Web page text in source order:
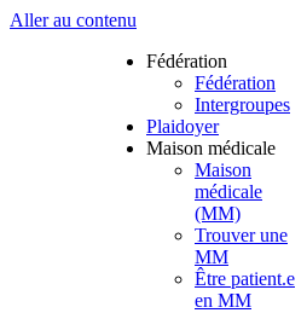
Aller au contenu
Fédération
Fédération
Intergroupes
Plaidoyer
Maison médicale
Maison
médicale
(MM)
Trouver une
MM
Être patient.e
en MM